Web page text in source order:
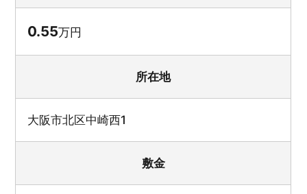
0.55万円
所在地
大阪市北区中崎西1
敷金